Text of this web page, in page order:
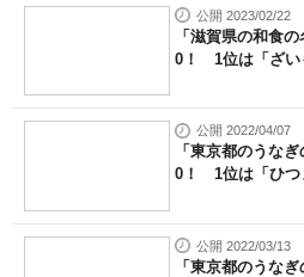
公開 2023/02/22
「滋賀県の和食
0！ 1位は「ざい
公開 2022/04/07
「東京都のうな
0！ 1位は「ひつ
公開 2022/03/13
「東京都のうな